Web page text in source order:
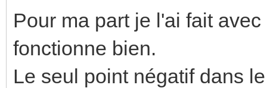
Pour ma part je l'ai fait
fonctionne bien.
Le seul point négatif dans